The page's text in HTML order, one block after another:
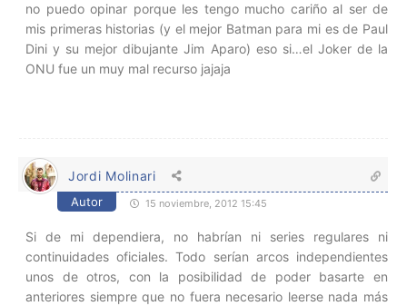
no puedo opinar porque les tengo mucho cariño al ser de
mis primeras historias (y el mejor Batman para mi es de Paul
Dini y su mejor dibujante Jim Aparo) eso si…el Joker de la
ONU fue un muy mal recurso jajaja
Jordi Molinari
Autor 15 noviembre, 2012 15:45
Si de mi dependiera, no habrían ni series regulares ni
continuidades oficiales. Todo serían arcos independientes
unos de otros, con la posibilidad de poder basarte en
anteriores siempre que no fuera necesario leerse nada más